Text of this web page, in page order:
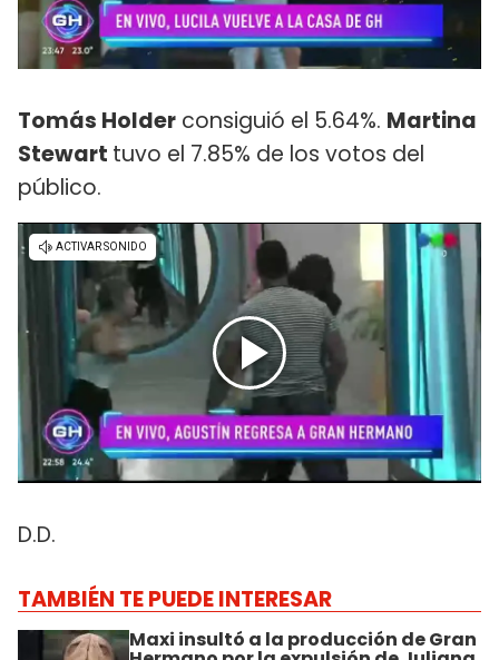
Tomás Holder consiguió el 5.64%. Martina
Stewart tuvo el 7.85% de los votos del
público.
D.D.
TAMBIÉN TE PUEDE INTERESAR
Maxi insultó a la producción de Gran